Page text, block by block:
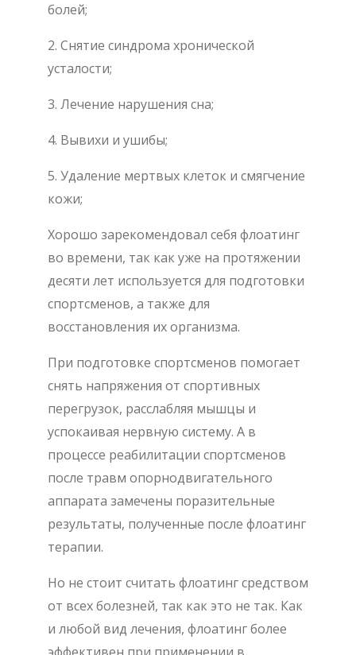
болей;
2. Снятие синдрома хронической
усталости;
3. Лечение нарушения сна;
4. Вывихи и ушибы;
5. Удаление мертвых клеток и смягчение
кожи;
Хорошо зарекомендовал себя флоатинг
во времени, так как уже на протяжении
десяти лет используется для подготовки
спортсменов, а также для
восстановления их организма.
При подготовке спортсменов помогает
снять напряжения от спортивных
перегрузок, расслабляя мышцы и
успокаивая нервную систему. А в
процессе реабилитации спортсменов
после травм опорнодвигательного
аппарата замечены поразительные
результаты, полученные после флоатинг
терапии.
Но не стоит считать флоатинг средством
от всех болезней, так как это не так. Как
и любой вид лечения, флоатинг более